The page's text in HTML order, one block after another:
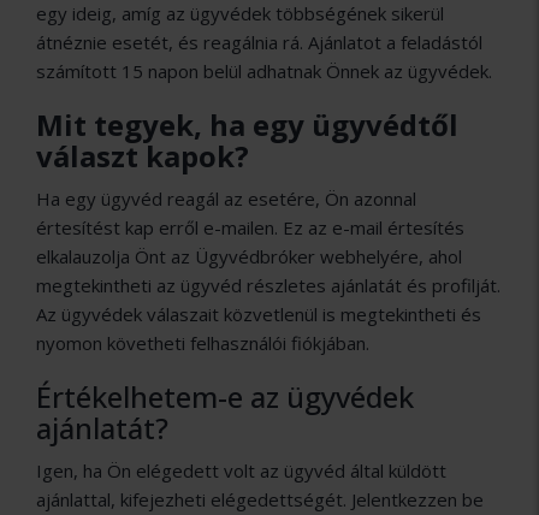
egy ideig, amíg az ügyvédek többségének sikerül
átnéznie esetét, és reagálnia rá. Ajánlatot a feladástól
számított 15 napon belül adhatnak Önnek az ügyvédek.
Mit tegyek, ha egy ügyvédtől
választ kapok?
Ha egy ügyvéd reagál az esetére, Ön azonnal
értesítést kap erről e-mailen. Ez az e-mail értesítés
elkalauzolja Önt az Ügyvédbróker webhelyére, ahol
megtekintheti az ügyvéd részletes ajánlatát és profilját.
Az ügyvédek válaszait közvetlenül is megtekintheti és
nyomon követheti felhasználói fiókjában.
Értékelhetem-e az ügyvédek
ajánlatát?
Igen, ha Ön elégedett volt az ügyvéd által küldött
ajánlattal, kifejezheti elégedettségét. Jelentkezzen be